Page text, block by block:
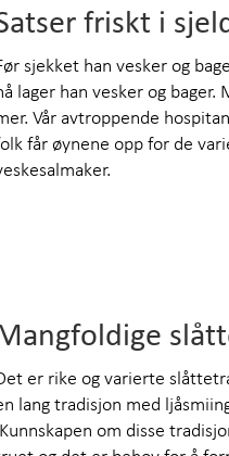
friskt i
sjekket han vesker og
lager han vesker og bager.
Vår avtroppende
får øynene opp for de
er rike og varierte
lang tradisjon med
Kunnskapen om disse